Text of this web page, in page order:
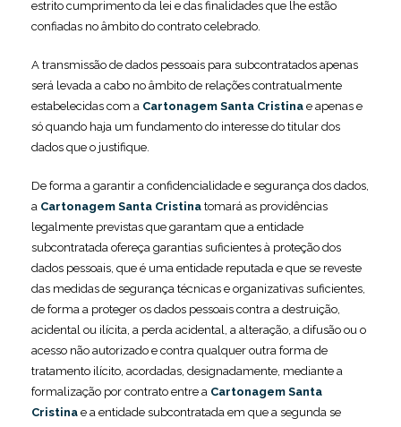
estrito cumprimento da lei e das finalidades que lhe estão
confiadas no âmbito do contrato celebrado.
A transmissão de dados pessoais para subcontratados apenas
será levada a cabo no âmbito de relações contratualmente
estabelecidas com a Cartonagem Santa Cristina e apenas e
só quando haja um fundamento do interesse do titular dos
dados que o justifique.
De forma a garantir a confidencialidade e segurança dos dados,
a Cartonagem Santa Cristina tomará as providências
legalmente previstas que garantam que a entidade
subcontratada ofereça garantias suficientes à proteção dos
dados pessoais, que é uma entidade reputada e que se reveste
das medidas de segurança técnicas e organizativas suficientes,
de forma a proteger os dados pessoais contra a destruição,
acidental ou ilícita, a perda acidental, a alteração, a difusão ou o
acesso não autorizado e contra qualquer outra forma de
tratamento ilícito, acordadas, designadamente, mediante a
formalização por contrato entre a Cartonagem Santa
Cristina e a entidade subcontratada em que a segunda se